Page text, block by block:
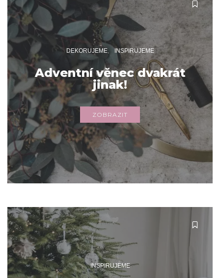
DEKORUJEME INSPIRUJEME
Adventní věnec dvakrát
jinak!
ZOBRAZIT
INSPIRUJEME